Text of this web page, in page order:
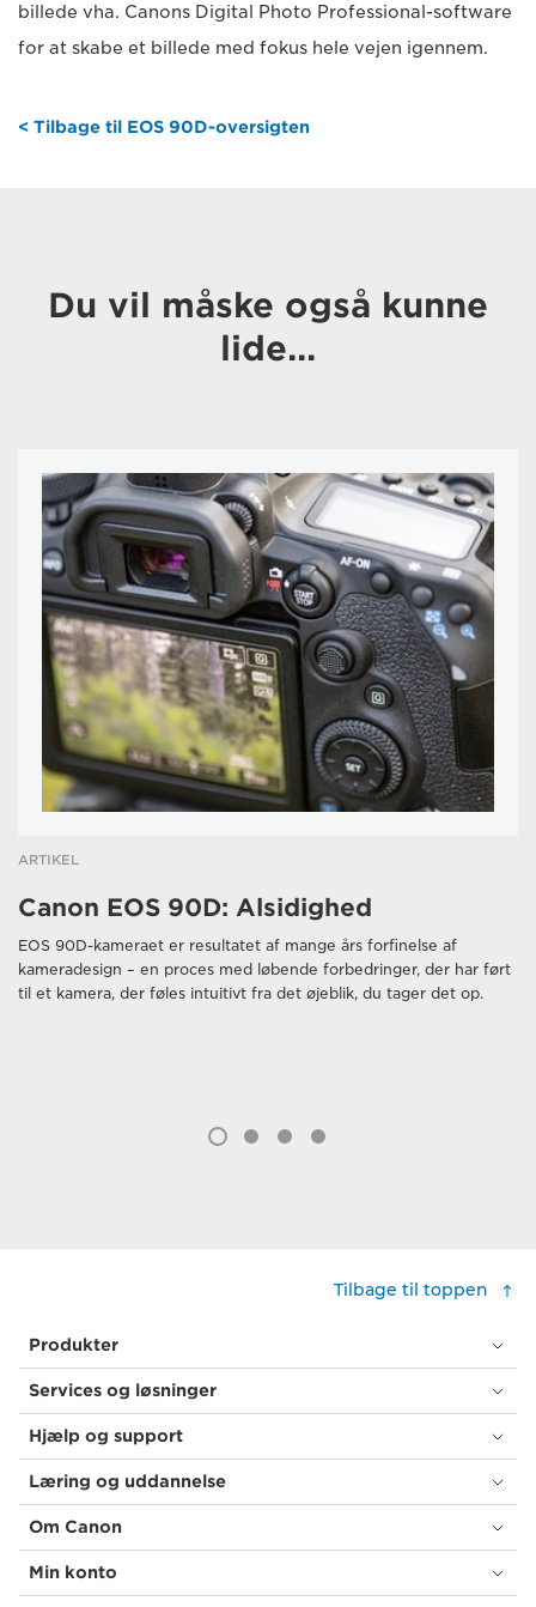
billede vha. Canons Digital Photo Professional-software
for at skabe et billede med fokus hele vejen igennem.
< Tilbage til EOS 90D-oversigten
Du vil måske også kunne
lide...
ARTIKEL
Canon EOS 90D: Alsidighed
EOS 90D-kameraet er resultatet af mange års forfinelse af
kameradesign – en proces med løbende forbedringer, der har ført
til et kamera, der føles intuitivt fra det øjeblik, du tager det op.
Tilbage til toppen
Produkter
Services og løsninger
Hjælp og support
Læring og uddannelse
Om Canon
Min konto